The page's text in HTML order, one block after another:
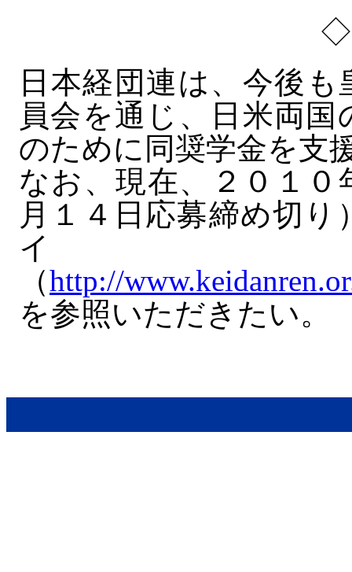
日本経団連は、今後
員会を通じ、日米両
のために同奨学金を支
なお、現在、２０１
月１４日応募締め切
（http://
を参照いただきたい。